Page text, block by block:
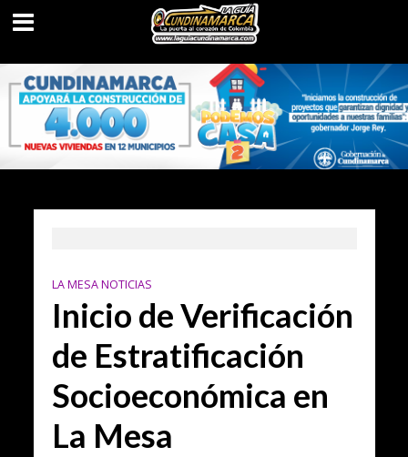
LA MESA NOTICIAS
Inicio de Verificación
de Estratificación
Socioeconómica en
La Mesa